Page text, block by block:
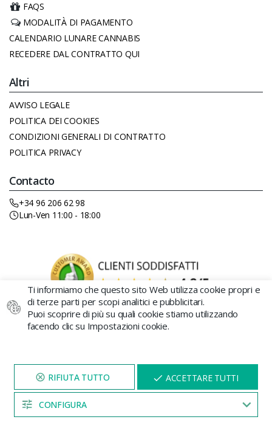
FAQS
MODALITÀ DI PAGAMENTO
CALENDARIO LUNARE CANNABIS
RECEDERE DAL CONTRATTO QUI
Altri
AVVISO LEGALE
POLITICA DEI COOKIES
CONDIZIONI GENERALI DI CONTRATTO
POLITICA PRIVACY
Contacto
+34 96 206 62 98
Lun-Ven 11:00 - 18:00
collezione. Growbarato.net non è responsabile per il loro uso
improprio o coltivazione.
Ti informiamo che questo sito Web utilizza cookie propri e
di terze parti per scopi analitici e pubblicitari.
Puoi scoprire di più su quali cookie stiamo utilizzando
facendo clic su Impostazioni cookie.
CONFIGURA
ACCETTARE TUTTI
VISITA IL NOSTRO SITO
PER 5 MINUTI E QUI
APPARIRÀ UNOSCONTO
04:52